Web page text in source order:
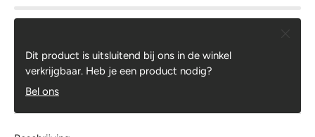
Dit product is uitsluitend bij ons in de winkel
verkrijgbaar. Heb je een product nodig?
Bel ons